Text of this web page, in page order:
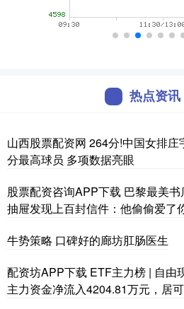
热点资讯
山西股票配资网 264分!中国女排
分最高球员 多项数据亮眼
股票配资咨询APP下载 巴黎最美
抽屉发现上百封信件：他偷偷爱了
牛势策略 口碑好的廊坊肛肠医生
配资坊APP下载 ETF主力榜 | 自由
主力资金净流入4204.81万元，居